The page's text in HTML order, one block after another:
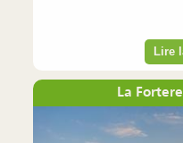
Lire
La